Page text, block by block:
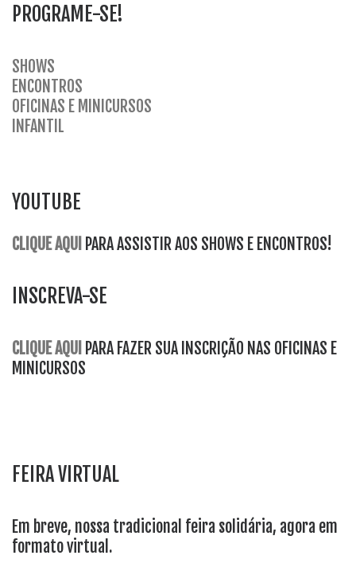
PROGRAME-SE!
SHOWS
ENCONTROS
OFICINAS E MINICURSOS
INFANTI L
YOUTUBE
CLIQUE AQUI PARA ASSISTIR AOS SHOWS E ENCONTROS!
INSCREVA-SE
CLIQUE AQUI PARA FAZER SUA INSCRIÇÃO NAS OFICINAS E
MINICURSOS
FEIRA VIRTUAL
Em breve, nossa tradicional feira solidária, agora em
formato virtual.